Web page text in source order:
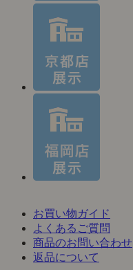
お買い物ガイド
よくあるご質問
商品のお問い合わせ
返品について